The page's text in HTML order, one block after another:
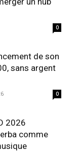
0
de son
sans argent
0
2026
comme